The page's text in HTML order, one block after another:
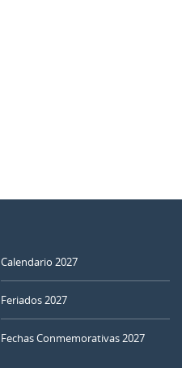
Calendario 2027
Feriados 2027
Fechas Conmemorativas 2027